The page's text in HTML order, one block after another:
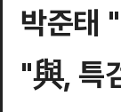
박준태
"與, 특